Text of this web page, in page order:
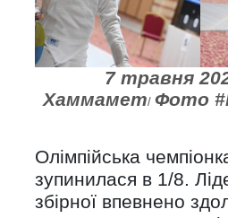
7 травня
Хаммамет/ Фото
Олімпійська
зупинилася в 1/8.
збірної впевнено